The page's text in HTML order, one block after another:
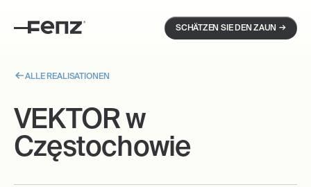
SCHÄTZEN SIE DEN ZAUN →
ALLE REALISATIONEN
VEKTOR w
Częstochowie